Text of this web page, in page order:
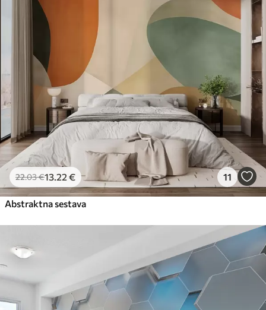
22.03€13 .22 € 11
Abstraktna sestava